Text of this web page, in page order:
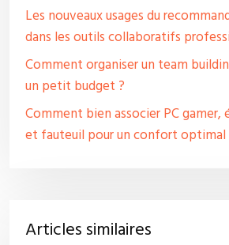
Les nouveaux usages du
dans les outils collaboratifs
Comment organiser un team
un petit budget ?
Comment bien associer PC gamer,
et fauteuil pour un confort optimal
Articles similaires